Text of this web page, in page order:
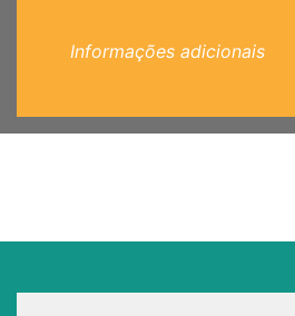
Informações adicionais